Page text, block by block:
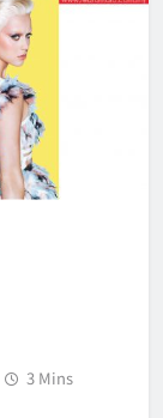
3 Mins